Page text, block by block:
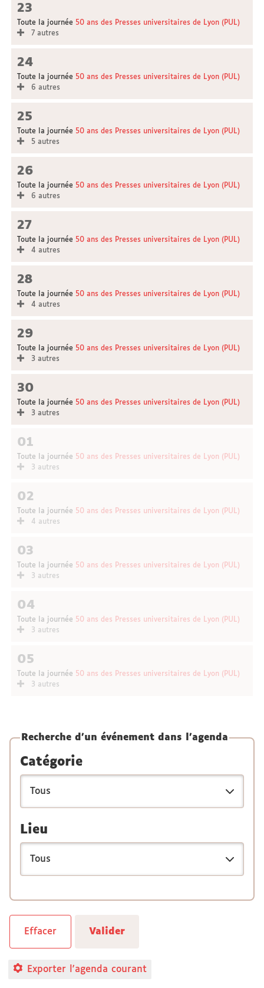
23
Toute la journée 50 ans des Presses universitaires de Lyon (PUL)
7 autres
24
Toute la journée 50 ans des Presses universitaires de Lyon (PUL)
6 autres
25
Toute la journée 50 ans des Presses universitaires de Lyon (PUL)
5 autres
26
Toute la journée 50 ans des Presses universitaires de Lyon (PUL)
6 autres
27
Toute la journée 50 ans des Presses universitaires de Lyon (PUL)
4 autres
28
Toute la journée 50 ans des Presses universitaires de Lyon (PUL)
4 autres
29
Toute la journée 50 ans des Presses universitaires de Lyon (PUL)
3 autres
30
Toute la journée 50 ans des Presses universitaires de Lyon (PUL)
3 autres
01
Toute la journée 50 ans des Presses universitaires de Lyon (PUL)
3 autres
02
Toute la journée 50 ans des Presses universitaires de Lyon (PUL)
4 autres
03
Toute la journée 50 ans des Presses universitaires de Lyon (PUL)
3 autres
04
Toute la journée 50 ans des Presses universitaires de Lyon (PUL)
3 autres
05
Toute la journée 50 ans des Presses universitaires de Lyon (PUL)
3 autres
Recherche d'un événement dans l'agenda
Catégorie
Lieu
Exporter l'agenda courant